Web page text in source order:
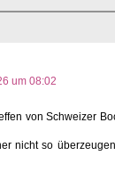
um 08:02
von Schweizer
nicht so